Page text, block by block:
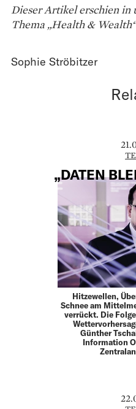
Dieser Artikel erschien in
Thema „Health &
Sophie Ströbitzer
„DATEN
Hitzewellen,
Schnee am
verrückt. Die
Günther
Information